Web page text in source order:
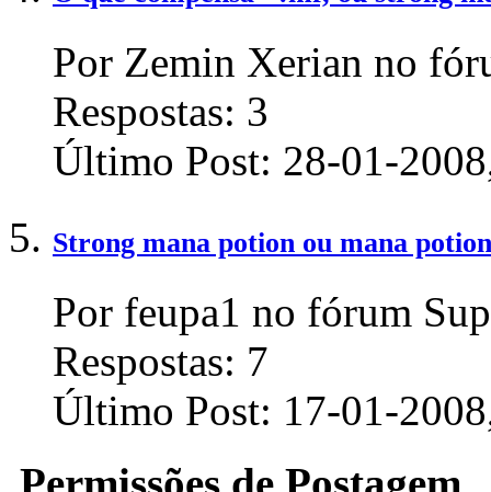
Por Zemin Xerian no
Respostas: 3
Último Post: 28-01-
Strong mana potion ou mana potion
Por feupa1 no fórum
Respostas: 7
Último Post: 17-01-